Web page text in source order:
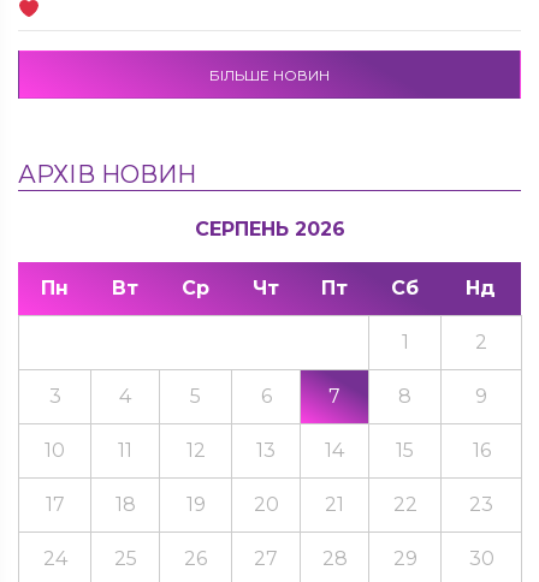
БІЛЬШЕ НОВИН
АРХІВ НОВИН
СЕРПЕНЬ 2026
Пн Вт Ср Чт Пт Сб Нд
1 2
3 4 5 6 7 8 9
10 11 12 13 14 15 16
17 18 19 20 21 22 23
24 25 26 27 28 29 30